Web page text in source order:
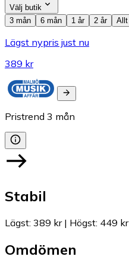
Välj butik
3 mån
6 mån 1 år 2 år Allt
Lägst nypris just nu
389 kr
Pristrend 3 mån
Stabil
Lägst: 389 kr| Högst: 449 kr
Omdömen